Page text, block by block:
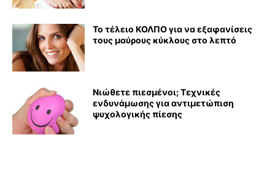
Το τέλειο ΚΟΛΠΟ για να εξαφανίσεις
τους μαύρους κύκλους στο λεπτό
Νιώθετε πιεσμένοι; Τεχνικές
ενδυνάμωσης για αντιμετώπιση
ψυχολογικής πίεσης